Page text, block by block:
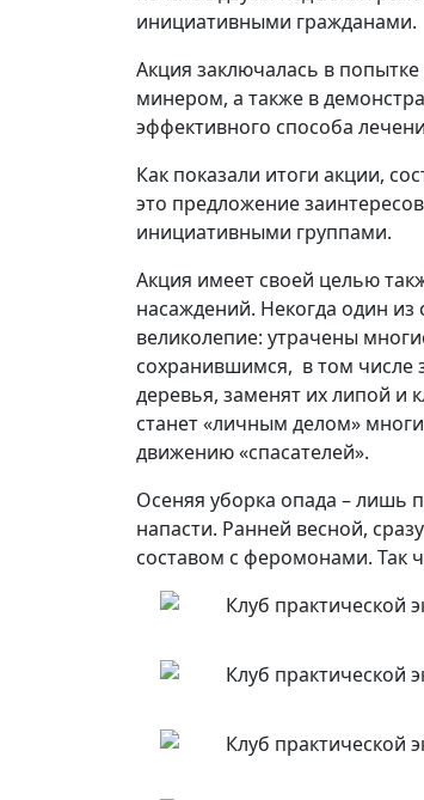
инициативными гражданами.
Акция заключалась в
минером, а также в
эффективного способа
Как показали итоги акции,
это предложение
инициативными группами.
Акция имеет своей целью
насаждений. Некогда один из
великолепие: утрачены
сохранившимся, в том числе
деревья, заменят их липой и
станет «личным делом»
движению «спасателей».
Осеняя уборка опада – лишь
напасти. Ранней весной,
составом с феромонами. Так